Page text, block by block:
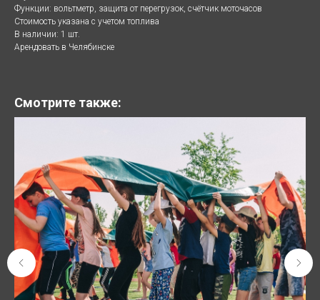
Функции: вольтметр, защита от перегрузок, счётчик моточасов
Стоимость указана с учетом топлива
В наличии: 1 шт.
Арендовать в Челябинске
Смотрите также: